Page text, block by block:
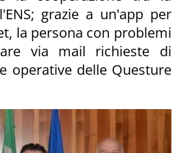
grazie a un'app per
la persona con problemi
via mail richieste di
operative delle Questure